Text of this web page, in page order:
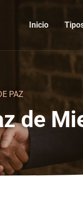
Inicio
PAZ
de